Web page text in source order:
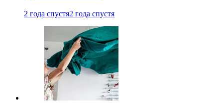
2 года спустя2 года спустя